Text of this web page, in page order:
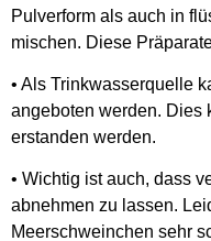
Pulverform als auch in
mischen. Diese
• Als Trinkwasserquelle
angeboten werden. Dies
erstanden werden.
• Wichtig ist auch, dass
abnehmen zu lassen.
Meerschweinchen sehr